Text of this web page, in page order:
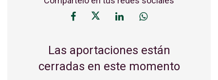
Las aportaciones están
cerradas en este momento